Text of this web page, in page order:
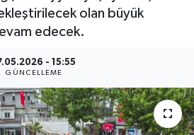
olan büyük
edecek.
- 15:55
GÜNCELLEME